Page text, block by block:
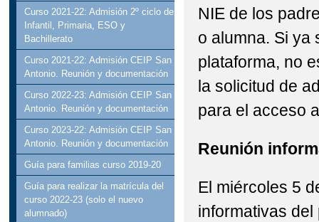
Curso 2021-22: Admisión 2º ciclo de
Infantil, Primaria, ESO y
Bachillerato
Curso 2021-22: Admisión CEIP San
Antonio. Reunión y documentación
Curso 2022-23: Admisión CEIP San
Antonio. Reunión y documentación
Curso 2023-22: Admisión CEIP San
Antonio. Reunión y documentación
Guía para familias curso 2019-20
Guía para realizar la matrícula del
curso 2022-23 (solo el nuevo
alumnado)
NIE de los
o alumna. Si ya
plataforma, no
la solicitud de
para el acceso
Reunión
El miércoles 5
informativas